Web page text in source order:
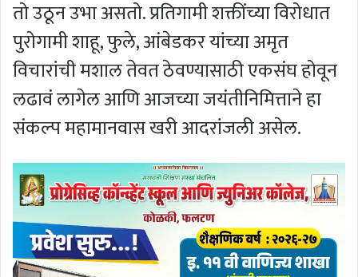
तो उठून उभा असतो. प्रतिगामी शक्तींच्या विरोधात
पुरोगामी शाहू, फुले, आंबेडकर यांच्या अमृत
विचारांची मशाल तेवत ठेवण्यासाठी एकसंघ होवून
लढावं लागेल आणि आजच्या जयंतीनिमित्ताने हा
संकल्प महामानवास खरी आदरांजली असेल.